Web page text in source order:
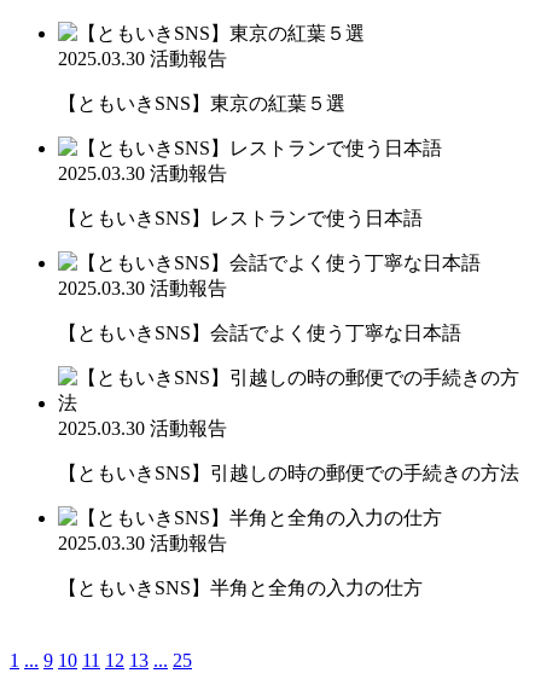
2025.03.30 活動報告
【ともいきSNS】東京の紅葉５選
2025.03.30 活動報告
【ともいきSNS】レストランで使う日本語
2025.03.30 活動報告
【ともいきSNS】会話でよく使う丁寧な日本語
2025.03.30 活動報告
【ともいきSNS】引越しの時の郵便での手続きの方法
2025.03.30 活動報告
【ともいきSNS】半角と全角の入力の仕方
1 ... 9 10 11 12 13 ... 25